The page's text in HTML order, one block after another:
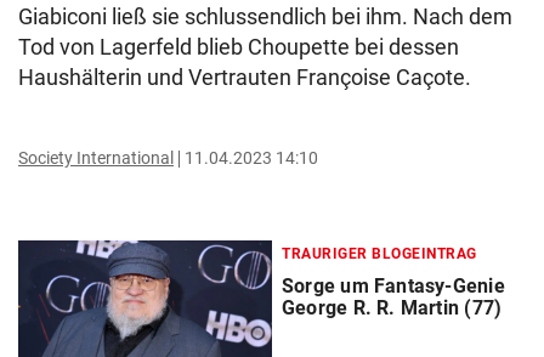
Giabiconi ließ sie schlussendlich bei ihm. Nach dem
Tod von Lagerfeld blieb Choupette bei dessen
Haushälterin und Vertrauten Françoise Caçote.
Society International 11.04.2023 14:10
TRAURIGER BLOGEINTRAG
Sorge um Fantasy-Genie
George R. R. Martin (77)